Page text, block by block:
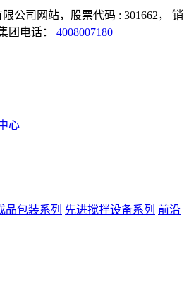
公司网站，股票代码 : 301662，
销
团电话： 4008007180
心
品包装系列 先进搅拌设备系列 前沿